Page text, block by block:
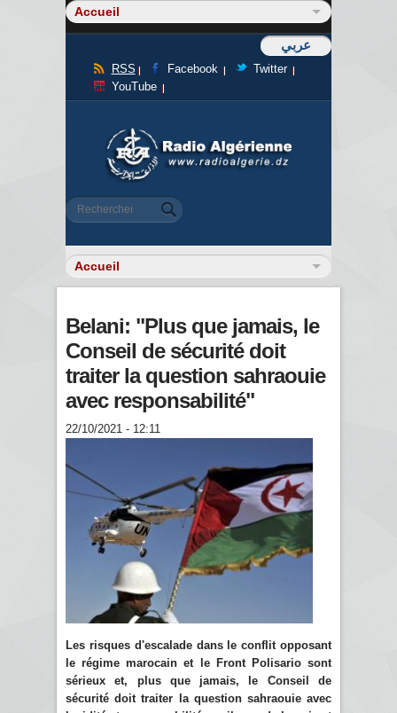
عربي
RSS Facebook
Twitter
YouTube
Formulaire de recherche
Rechercher
Belani: "Plus que jamais, le
Conseil de sécurité doit
traiter la question sahraouie
avec responsabilité"
22/10/2021 - 12:11
Les risques d'escalade dans le conflit opposant
le régime marocain et le Front Polisario sont
sérieux et, plus que jamais, le Conseil de
sécurité doit traiter la question sahraouie avec